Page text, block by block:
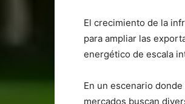
El crecimiento de la
para ampliar las
energético de escala
En un escenario
mercados buscan